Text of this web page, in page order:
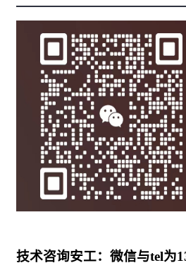
技术咨询安工：微信与tel为